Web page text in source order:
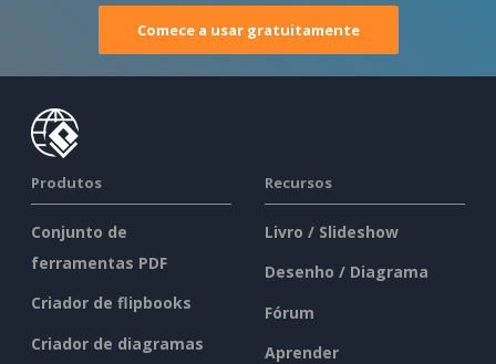
Comece a usar gratuitamente
Produtos
Conjunto de
ferramentas PDF
Criador de flipbooks
Criador de diagramas
Recursos
Livro / Slideshow
Desenho / Diagrama
Fórum
Aprender